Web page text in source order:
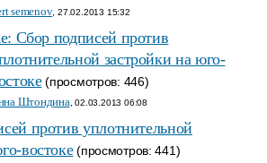
semenov, 27.02.2013 15:32
Сбор подписей против
застройки на юго-
(просмотров: 446)
Штондина , 02.03.2013 06:08
против уплотнительной
востоке(просмотров: 441)